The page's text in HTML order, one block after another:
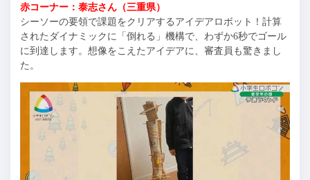
赤コーナー：泰志さん（三重県）
シーソーの要領で課題をクリアするアイデアロボット！計算
されたダイナミックに「倒れる」機構で、わずか6秒でゴール
に到達します。想像をこえたアイデアに、審査員も驚きまし
た。